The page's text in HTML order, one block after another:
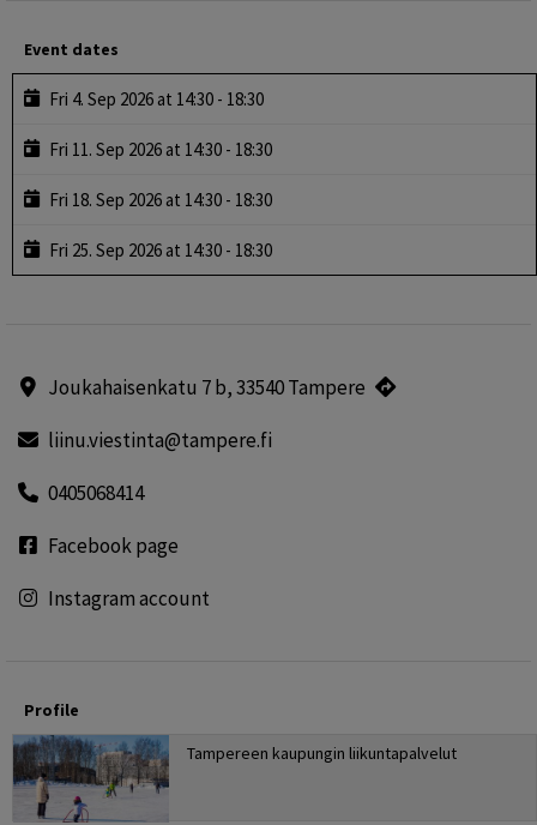
Event dates
Fri 4. Sep 2026 at 14:30 - 18:30
Fri 11. Sep 2026 at 14:30 - 18:30
Fri 18. Sep 2026 at 14:30 - 18:30
Fri 25. Sep 2026 at 14:30 - 18:30
Joukahaisenkatu 7 b, 33540 Tampere
liinu.viestinta@tampere.fi
0405068414
Facebook page
Instagram account
Profile
Tampereen kaupungin liikuntapalvelut